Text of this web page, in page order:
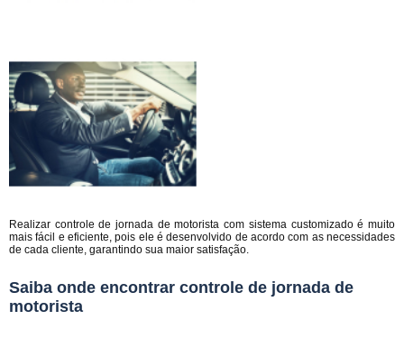
Realizar controle de jornada de motorista com sistema customizado é muito
mais fácil e eficiente, pois ele é desenvolvido de acordo com as necessidades
de cada cliente, garantindo sua maior satisfação.
Saiba onde encontrar controle de jornada de
motorista